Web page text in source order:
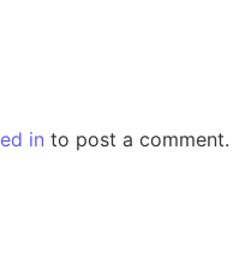
in to post a comment.